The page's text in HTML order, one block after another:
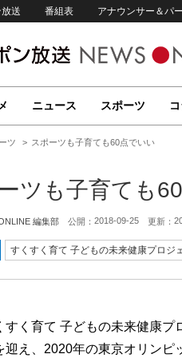
送 番組表 アナウンサー＆パ
ニュース スポーツ
ツ スポーツも子育ても60点でいい
ツも子育ても
編集部 公開： 2018-09-25 更新：
すくすく育て 子どもの未来健康プロジ
すく育て 子どもの未来健康
迎え、2020年の東京オリンピ